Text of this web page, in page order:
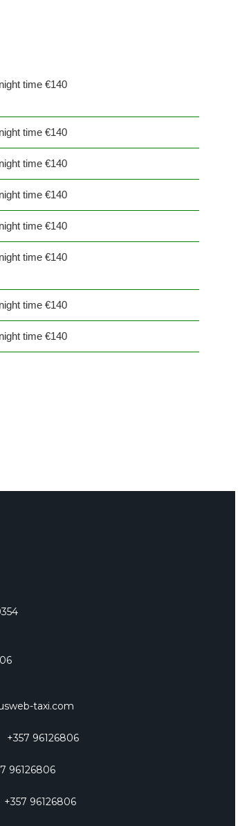
night time €140
night time €140
night time €140
night time €140
night time €140
night time €140
night time €140
night time €140
taxi.com
96126806
96126806